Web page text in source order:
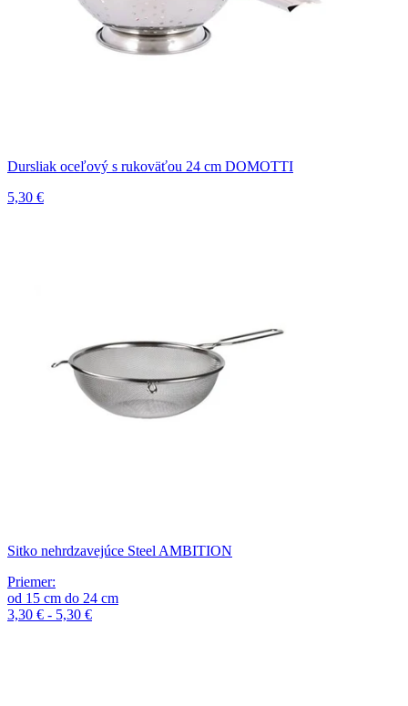
Dursliak oceľový s rukoväťou 24 cm DOMOTTI
5,30 €
Sitko nehrdzavejúce Steel AMBITION
Priemer:
od 15 cm do 24 cm
3,30 € - 5,30 €